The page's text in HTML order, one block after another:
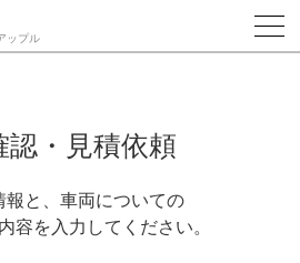
ップル
認・見積依頼
報と、車両についての
容を入力してください。